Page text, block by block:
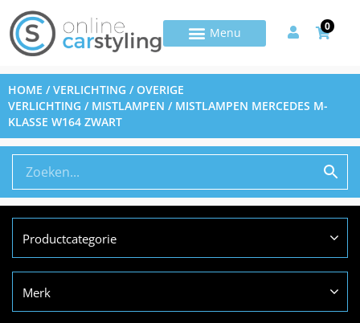
0
HOME /VERLICHTING /OVERIGE
VERLICHTING / MISTLAMPEN / MISTLAMPEN MERCEDES M-
KLASSE W164 ZWART
Productcategorie
Merk